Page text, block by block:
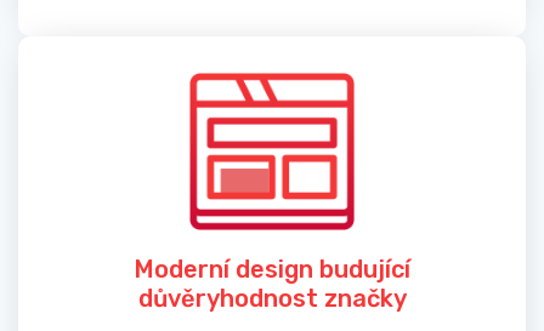
Moderní design budující
důvěryhodnost značky